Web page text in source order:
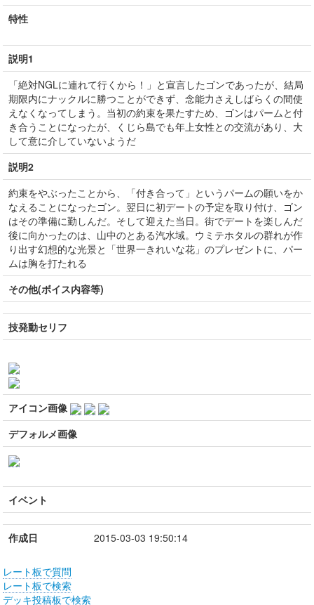
特性
説明1
「絶対NGLに連れて行くから！」と宣言したゴンであったが、結局
期限内にナックルに勝つことができず、念能力さえしばらくの間使
えなくなってしまう。当初の約束を果たすため、ゴンはパームと付
き合うことになったが、くじら島でも年上女性との交流があり、大
して意に介していないようだ
説明2
約束をやぶったことから、「付き合って」というパームの願いをか
なえることになったゴン。翌日に初デートの予定を取り付け、ゴン
はその準備に勤しんだ。そして迎えた当日。街でデートを楽しんだ
後に向かったのは、山中のとある汽水域。ウミテホタルの群れが作
り出す幻想的な光景と「世界一きれいな花」のプレゼントに、パー
ムは胸を打たれる
その他(ボイス内容等)
技発動セリフ
アイコン画像
デフォルメ画像
イベント
作成日 2015-03-03 19:50:14
レート板で質問
レート板で検索
デッキ投稿板で検索